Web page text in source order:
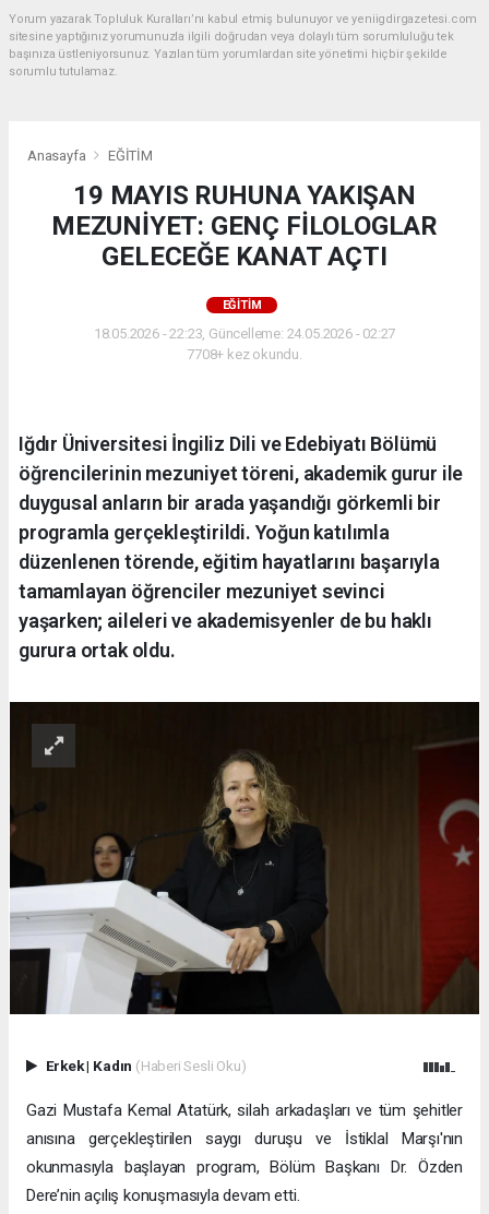
Yorum yazarak Topluluk Kuralları’nı kabul etmiş bulunuyor ve yeniigdirgazetesi.com
sitesine yaptığınız yorumunuzla ilgili doğrudan veya dolaylı tüm sorumluluğu tek
başınıza üstleniyorsunuz. Yazılan tüm yorumlardan site yönetimi hiçbir şekilde
sorumlu tutulamaz.
Anasayfa EĞİTİM
19 MAYIS RUHUNA YAKIŞAN
MEZUNİYET: GENÇ FİLOLOGLAR
GELECEĞE KANAT AÇTI
EĞİTİM
18.05.2026 - 22:23, Güncelleme: 24.05.2026 - 02:27
7708+ kez okundu.
Iğdır Üniversitesi İngiliz Dili ve Edebiyatı Bölümü
öğrencilerinin mezuniyet töreni, akademik gurur ile
duygusal anların bir arada yaşandığı görkemli bir
programla gerçekleştirildi. Yoğun katılımla
düzenlenen törende, eğitim hayatlarını başarıyla
tamamlayan öğrenciler mezuniyet sevinci
yaşarken; aileleri ve akademisyenler de bu haklı
gurura ortak oldu.
Erkek| Kadın (Haberi Sesli Oku)
Gazi Mustafa Kemal Atatürk, silah arkadaşları ve tüm şehitler
anısına gerçekleştirilen saygı duruşu ve İstiklal Marşı'nın
okunmasıyla başlayan program, Bölüm Başkanı Dr. Özden
Dere’nin açılış konuşmasıyla devam etti.